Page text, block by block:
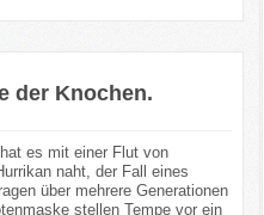
der Knochen.
es mit einer Flut von
naht, der Fall eines
über mehrere Generationen
stellen Tempe vor ein